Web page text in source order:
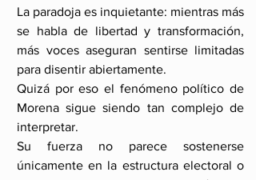
La paradoja es inquietante: mientras más
se habla de libertad y transformación,
más voces aseguran sentirse limitadas
para disentir abiertamente.
Quizá por eso el fenómeno político de
Morena sigue siendo tan complejo de
interpretar.
Su fuerza no parece sostenerse
únicamente en la estructura electoral o